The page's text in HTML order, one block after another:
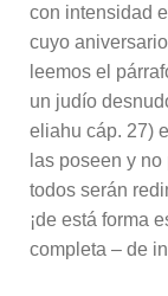
con intensidad
cuyo
leemos el
un judío
eliahu cáp. 27)
las poseen y
todos serán
¡de está forma
completa – de